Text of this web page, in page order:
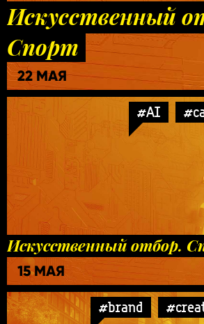
Искусственный
Спорт
22 МАЯ
#AI
Искусственный отбор.
15 МАЯ
#brand